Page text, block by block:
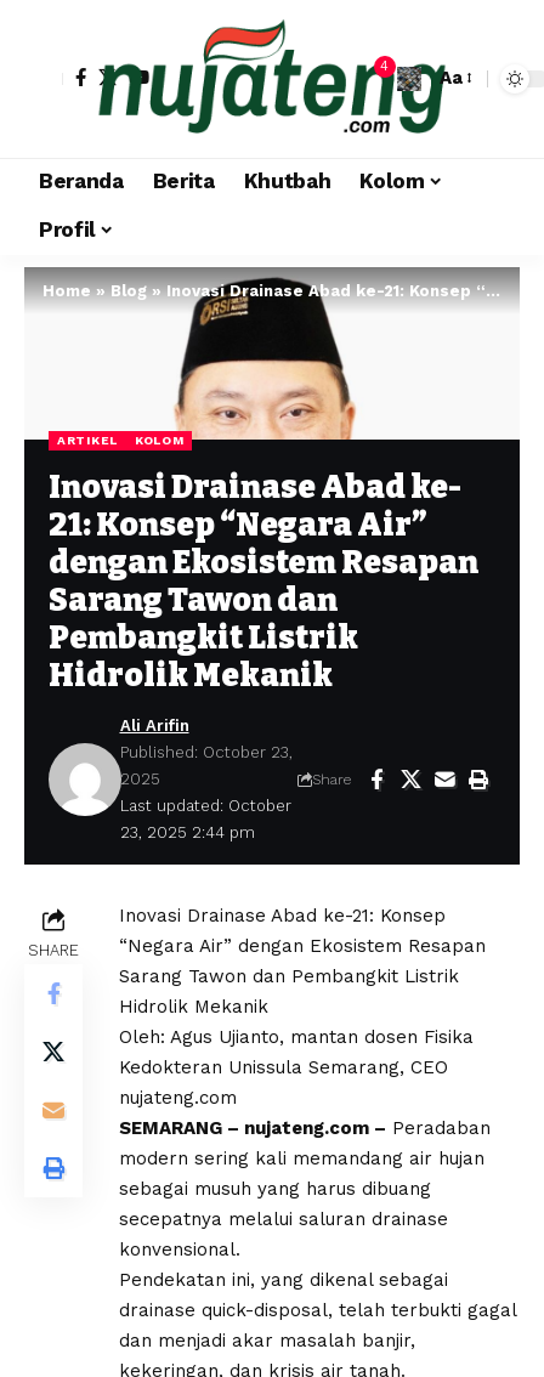
4
Aa
Beranda Berita Khutbah
Kolom
Profil
Home»Blog»Inovasi Drainase Abad ke-21: Konsep “Negara Air” dengan Ekosistem Resapan Sarang Tawon dan Pembangkit Listrik Hidrolik Mekanik
ARTIKEL KOLOM
Inovasi Drainase Abad ke-
21: Konsep “Negara Air”
dengan Ekosistem Resapan
Sarang Tawon dan
Pembangkit Listrik
Hidrolik Mekanik
Last updated: October
23, 2025 2:44 pm
Ali Arifin
Published: October 23,
2025
Share
SHARE
Inovasi Drainase Abad ke-21: Konsep
“Negara Air” dengan Ekosistem Resapan
Sarang Tawon dan Pembangkit Listrik
Hidrolik Mekanik
Oleh: Agus Ujianto, mantan dosen Fisika
Kedokteran Unissula Semarang, CEO
nujateng.com
SEMARANG – nujateng.com – Peradaban
modern sering kali memandang air hujan
sebagai musuh yang harus dibuang
secepatnya melalui saluran drainase
konvensional.
Pendekatan ini, yang dikenal sebagai
drainase quick-disposal, telah terbukti gagal
dan menjadi akar masalah banjir,
kekeringan, dan krisis air tanah.